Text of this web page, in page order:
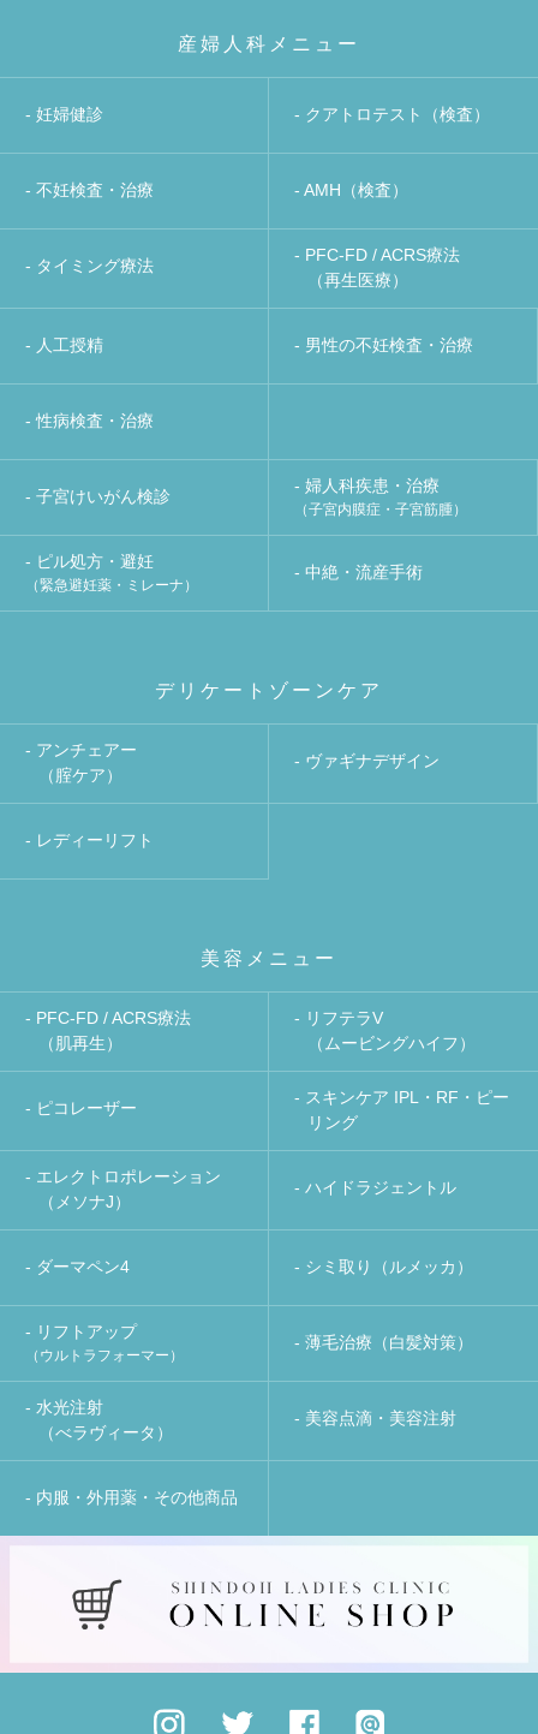
産婦人科メニュー
- 妊婦健診 - クアトロテスト（検査）
- 不妊検査・治療 - AMH（検査）
- タイミング療法
- PFC-FD / ACRS療法
（再生医療）
- 人工授精 - 男性の不妊検査・治療
- 性病検査・治療
- 子宮けいがん検診
- 婦人科疾患・治療
（子宮内膜症・子宮筋腫）
- ピル処方・避妊
（緊急避妊薬・ミレーナ）
- 中絶・流産手術
デリケートゾーンケア
- アンチェアー
（腟ケア）
- ヴァギナデザイン
- レディーリフト
美容メニュー
- PFC-FD / ACRS療法
（肌再生）
- リフテラV
（ムービングハイフ）
- ピコレーザー
- スキンケア IPL・RF・ピー
リング
- エレクトロポレーション
（メソナJ）
- ハイドラジェントル
- ダーマペン4 - シミ取り（ルメッカ）
- リフトアップ
（ウルトラフォーマー）
- 薄毛治療（白髪対策）
- 水光注射
（べラヴィータ）
- 美容点滴・美容注射
- 内服・外用薬・その他商品